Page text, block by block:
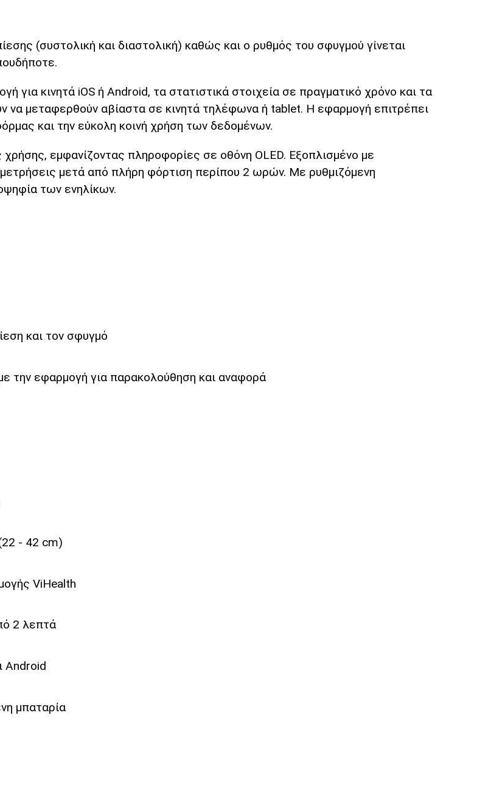
(συστολική και διαστολική) καθώς και ο ρυθμός του σφυγμού γίνεται
για κινητά iOS ή Android, τα στατιστικά στοιχεία σε πραγματικό χρόνο και τα
να μεταφερθούν αβίαστα σε κινητά τηλέφωνα ή tablet. Η εφαρμογή επιτρέπει
και την εύκολη κοινή χρήση των δεδομένων.
εμφανίζοντας πληροφορίες σε οθόνη OLED. Εξοπλισμένο με
μετά από πλήρη φόρτιση περίπου 2 ωρών. Με ρυθμιζόμενη
των ενηλίκων.
και τον σφυγμό
την εφαρμογή για παρακολούθηση και αναφορά
- 42 cm)
ViHealth
2 λεπτά
Android
μπαταρία